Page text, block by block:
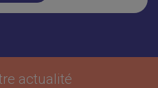
actualité